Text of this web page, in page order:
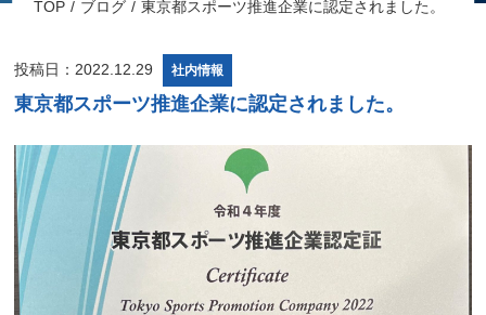
TOP ブログ 東京都スポーツ推進企業に認定されました。
投稿日：2022.12.29 社内情報
東京都スポーツ推進企業に認定されました。